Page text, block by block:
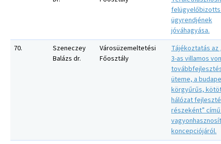
ügyrendjének
jóváhagyása.
70.
Szeneczey
Balázs dr.
Városüzemeltetési
Főosztály
Tájékoztatás az
3-as villamos
üteme, a
körgyűrűs,
hálózat
részeként”
koncepciójáról.